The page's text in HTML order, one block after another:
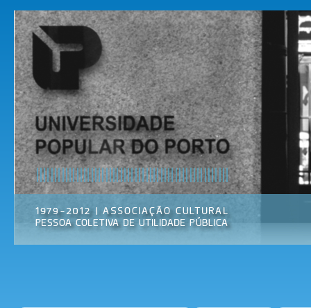
Universidade
Popular do
Porto
Associação
Cultural